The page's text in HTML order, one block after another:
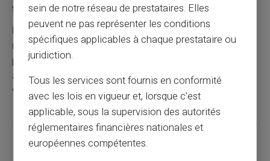
financement.
Investissez dans des placements générant des
revenus passifs.Ces rendements complètent
progressivement vos ressources. Ils construisent une
autonomie financière croissante. Cette stratégie bâtit
votre indépendance sur le long terme.
Partager cet article
sein de notre réseau de prestataires. Elles
peuvent ne pas représenter les conditions
spécifiques applicables à chaque prestataire ou
juridiction.
Tous les services sont fournis en conformité
avec les lois en vigueur et, lorsque c’est
applicable, sous la supervision des autorités
réglementaires financières nationales et
européennes compétentes.